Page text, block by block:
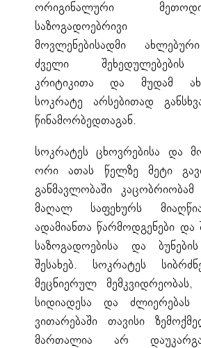
ორიგინალური
საზოგადოებრივი
მოვლენებისადმი
ძველი შეხედულებების
კრიტიკითა და მუდამ
სოკრატე არსებითად
წინამორბედთაგან.
სოკრატეს ცხოვრებისა და
ორი ათას წელზე მეტი
განმავლობაში კაცობრიობამ
მაღალ საფეხურს
ადამიანთა წარმოდგენები და
საზოგადოებისა და
შესახებ. სოკრატეს
მეცნიერულ მემკვიდრეობას,
სიდიადესა და ძლიერებას
ვითარებაში თავისი
მართალია არ